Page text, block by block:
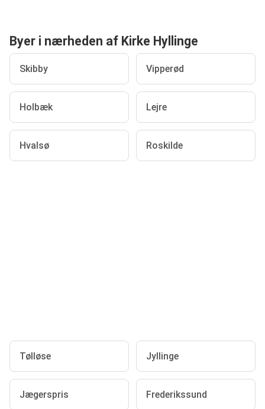
Byer i nærheden af Kirke Hyllinge
Skibby Vipperød
Holbæk Lejre
Hvalsø Roskilde
Tølløse Jyllinge
Jægerspris Frederikssund